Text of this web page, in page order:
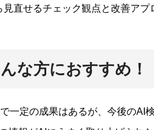
見直せるチェック観点と改善アプ
な方におすすめ！
一定の成果はあるが、今後のAI